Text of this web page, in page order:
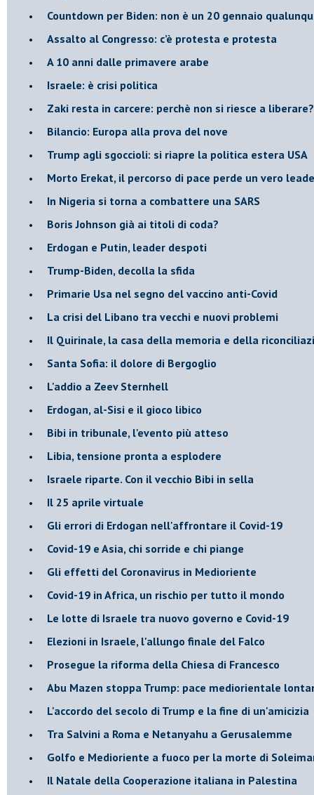
Countdown per Biden: non è un 20 gennaio
Assalto al Congresso: c’è protesta e protesta
A 10 anni dalle primavere arabe
Israele: è crisi politica
Zaki resta in carcere: perchè non si riesce a liberare?
Bilancio: Europa alla prova del nove
Trump agli sgoccioli: si riapre la politica estera USA
Morto Erekat, il percorso di pace perde un vero
In Nigeria si torna a combattere una SARS
Boris Johnson già ai titoli di coda?
Erdogan e Putin, leader despoti
Trump-Biden, decolla la sfida
Primarie Usa nel segno del vaccino anti-Covid
La crisi del Libano tra vecchi e nuovi problemi
Il Quirinale, la casa della memoria e della
Santa Sofia: il dolore di Bergoglio
L'addio a ​Zeev Sternhell
Erdogan, al-Sisi e il gioco libico
Bibi in tribunale, l'evento più atteso
Libia, tensione pronta a esplodere
Israele riparte. Con il vecchio Bibi in sella
Il 25 aprile virtuale
Gli errori di Erdogan nell'affrontare il Covid-19
Covid-19 e Asia, chi sorride e chi piange
Gli effetti del Coronavirus in Medioriente
Covid-19 in Africa, un rischio per tutto il mondo
Le lotte di Israele tra nuovo governo e Covid-19
Elezioni in Israele, l'allungo finale del Falco
Prosegue la riforma della Chiesa di Francesco
Abu Mazen stoppa Trump: pace mediorientale
L'accordo del secolo di Trump e la fine di un'amicizia
Tra Salvini a Roma e Netanyahu a Gerusalemme
Golfo e Medioriente a fuoco per la morte di
Il Natale della Cooperazione italiana in Palestina